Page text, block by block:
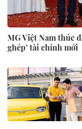
MG Việt Nam thúc
ghép’ tài chính mới